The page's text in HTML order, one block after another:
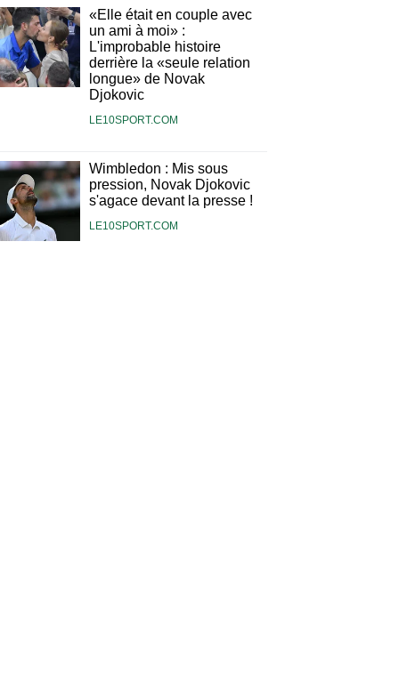
«Elle était en couple avec
un ami à moi» :
L'improbable histoire
derrière la «seule relation
longue» de Novak
Djokovic
LE10SPORT.COM
Wimbledon : Mis sous
pression, Novak Djokovic
s'agace devant la presse !
LE10SPORT.COM